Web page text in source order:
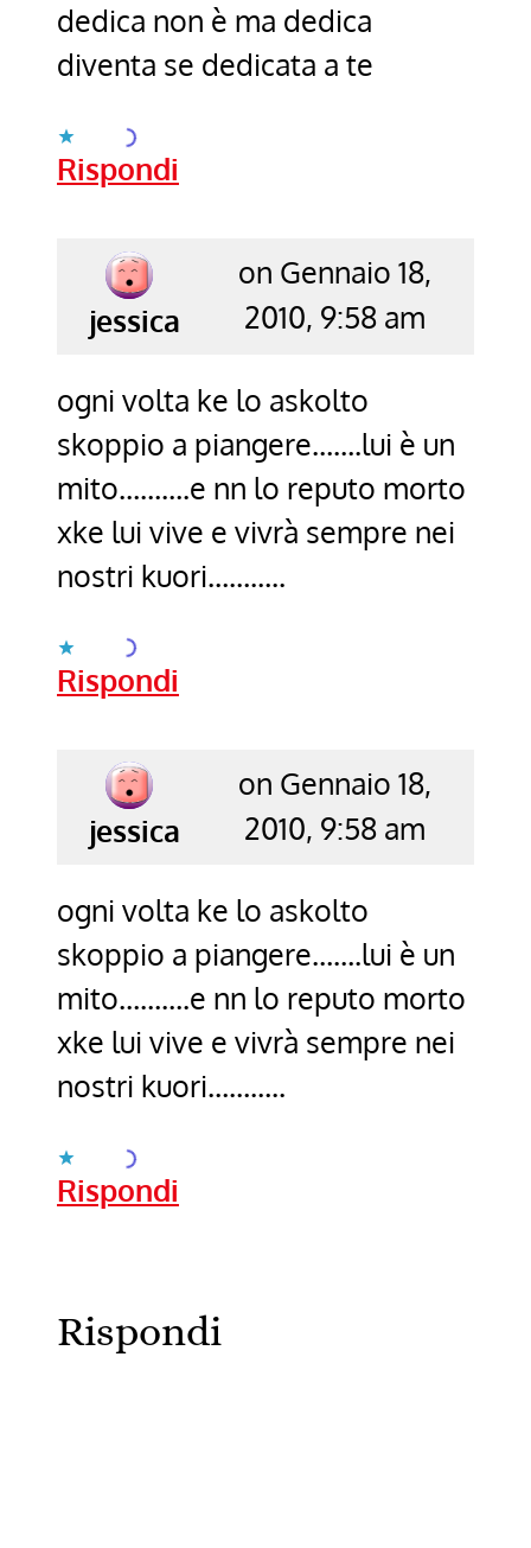
dedica non è ma dedica
diventa se dedicata a te
Caricamento...
Rispondi
jessicasays:
on Gennaio 18,
2010, 9:58 am
ogni volta ke lo askolto
skoppio a piangere…….lui è un
mito……….e nn lo reputo morto
xke lui vive e vivrà sempre nei
nostri kuori………..
Caricamento...
Rispondi
jessicasays:
on Gennaio 18,
2010, 9:58 am
ogni volta ke lo askolto
skoppio a piangere…….lui è un
mito……….e nn lo reputo morto
xke lui vive e vivrà sempre nei
nostri kuori………..
Caricamento...
Rispondi
Rispondi